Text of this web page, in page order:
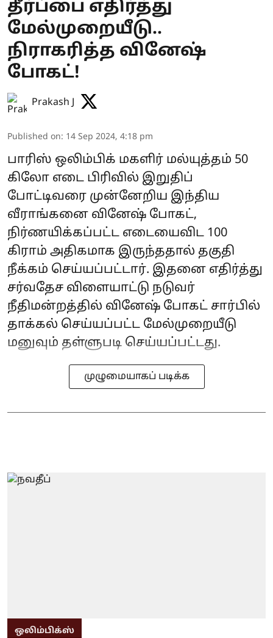
தீர்ப்பை எதிர்த்து
மேல்முறையீடு..
நிராகரித்த வினேஷ்
போகட்!
Prakash J
Published on: 14 Sep 2024, 4:18 pm
பாரிஸ் ஒலிம்பிக் மகளிர் மல்யுத்தம் 50
கிலோ எடை பிரிவில் இறுதிப்
போட்டிவரை முன்னேறிய இந்திய
வீராங்கனை வினேஷ் போகட்,
நிர்ணயிக்கப்பட்ட எடையைவிட 100
கிராம் அதிகமாக இருந்ததால் தகுதி
நீக்கம் செய்யப்பட்டார். இதனை எதிர்த்து
சர்வதேச விளையாட்டு நடுவர்
நீதிமன்றத்தில் வினேஷ் போகட் சார்பில்
தாக்கல் செய்யப்பட்ட மேல்முறையீடு
மனுவும் தள்ளுபடி செய்யப்பட்டது.
முழுமையாகப் படிக்க
ஒலிம்பிக்ஸ்